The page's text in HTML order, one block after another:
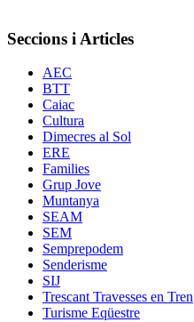
Seccions i Articles
AEC
BTT
Caiac
Cultura
Dimecres al Sol
ERE
Families
Grup Jove
Muntanya
SEAM
SEM
Semprepodem
Senderisme
SIJ
Trescant Travesses en Tren
Turisme Eqüestre